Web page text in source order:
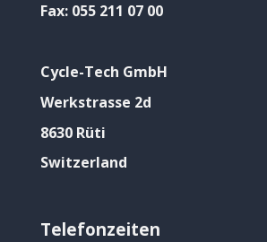
Fax: 055 211 07 00
Cycle-Tech GmbH
Werkstrasse 2d
8630 Rüti
Switzerland
Telefonzeiten